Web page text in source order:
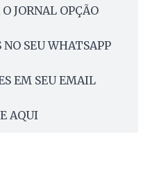
JORNAL OPÇÃO
SEU WHATSAPP
EM SEU EMAIL
AQUI